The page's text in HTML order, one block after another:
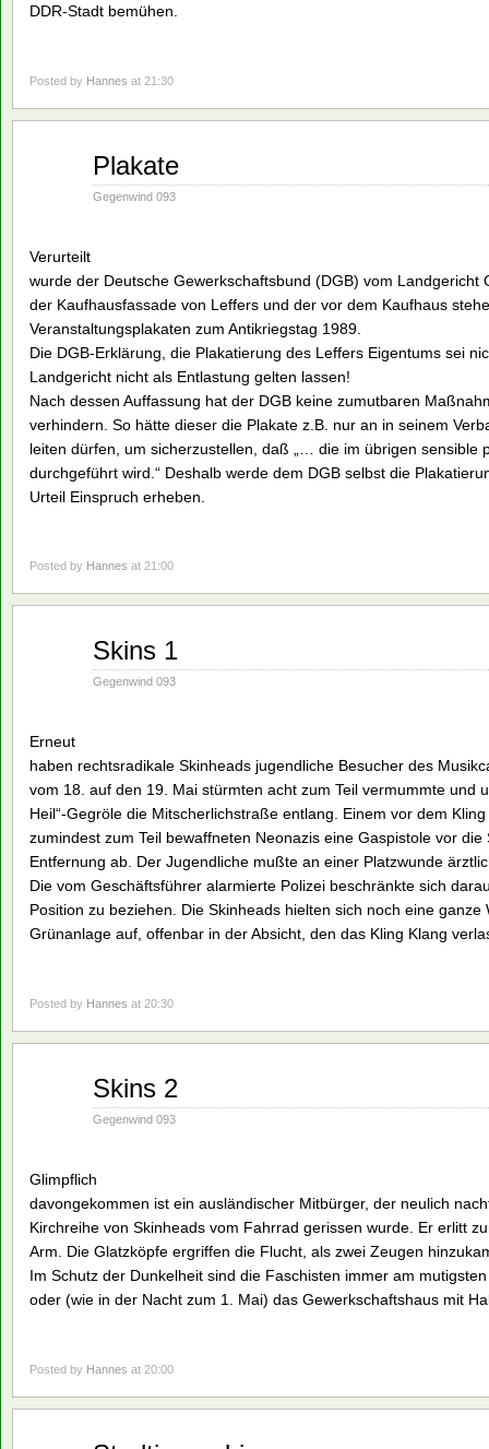
DDR-Stadt bemühen.
Posted by Hannes at 21:30
Plakate
Gegenwind 093
Verurteilt
wurde der Deutsche Gewerkschaftsbund (DGB) vom
der Kaufhausfassade von Leffers und der vor dem Kaufhaus
Veranstaltungsplakaten zum Antikriegstag 1989.
Die DGB-Erklärung, die Plakatierung des Leffers Eigentums sei
Landgericht nicht als Entlastung gelten lassen!
Nach dessen Auffassung hat der DGB keine zumutbaren
verhindern. So hätte dieser die Plakate z.B. nur an in seinem
leiten dürfen, um sicherzustellen, daß „… die im übrigen sensible
durchgeführt wird.“ Deshalb werde dem DGB selbst die
Urteil Einspruch erheben.
Posted by Hannes at 21:00
Skins 1
Gegenwind 093
Erneut
haben rechtsradikale Skinheads jugendliche Besucher des
vom 18. auf den 19. Mai stürmten acht zum Teil vermummte und
Heil“-Gegröle die Mitscherlichstraße entlang. Einem vor dem
zumindest zum Teil bewaffneten Neonazis eine Gaspistole vor
Entfernung ab. Der Jugendliche mußte an einer Platzwunde
Die vom Geschäftsführer alarmierte Polizei beschränkte sich
Position zu beziehen. Die Skinheads hielten sich noch eine
Grünanlage auf, offenbar in der Absicht, den das Kling Klang
Posted by Hannes at 20:30
Skins 2
Gegenwind 093
Glimpflich
davongekommen ist ein ausländischer Mitbürger, der neulich
Kirchreihe von Skinheads vom Fahrrad gerissen wurde. Er erlitt
Arm. Die Glatzköpfe ergriffen die Flucht, als zwei Zeugen
Im Schutz der Dunkelheit sind die Faschisten immer am
oder (wie in der Nacht zum 1. Mai) das Gewerkschaftshaus mit
Posted by Hannes at 20:00